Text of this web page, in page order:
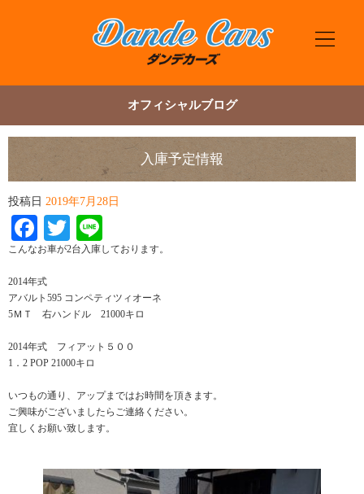
オフィシャルブログ
入庫予定情報
投稿日 2019年7月28日
Facebook
Twitter
こんなお車が2台入庫しております。
2014年式
アバルト595 コンペティツィオーネ
5ＭＴ 右ハンドル 21000キロ
2014年式 フィアット５００
1．2 POP 21000キロ
いつもの通り、アップまではお時間を頂きます。
ご興味がございましたらご連絡ください。
宜しくお願い致します。